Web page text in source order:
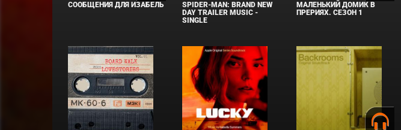
СООБЩЕНИЯ ДЛЯ ИЗАБЕЛЬ
SPIDER-MAN: BRAND NEW
DAY TRAILER MUSIC -
SINGLE
МАЛЕНЬКИЙ ДОМИК В
ПРЕРИЯХ. СЕЗОН 1